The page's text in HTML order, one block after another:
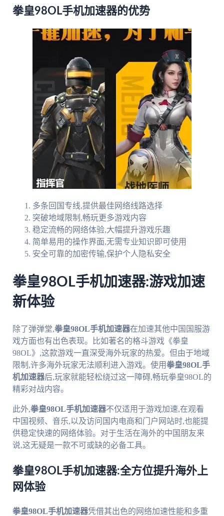
拳皇98OL手机加速器的优势
多条回国专线,提供最佳网络线路选择
突破地域限制,畅玩更多游戏内容
稳定流畅的网络体验,大幅提升游戏乐趣
简单易用的操作界面,无需专业知识即可使用
安全可靠的加密传输,保护个人隐私安全
拳皇98OL手机加速器:游戏加速
新体验
除了弹弹堂,拳皇98OL手机加速器在加速其他中国国服游
戏方面也有出色表现。比如著名的格斗游戏《拳皇
98OL》,这款游戏一直深受海外玩家的热爱。但由于地域
限制,许多海外玩家无法顺利进入游戏。使用拳皇98OL手
机加速器后,玩家就能轻松绕过这一障碍,畅玩拳皇98OL的
精彩对战内容。
此外,拳皇98OL手机加速器不仅适用于游戏加速,在观看
中国视频、音乐,以及访问国内电商和门户网站时,也能提
供稳定快速的网络体验。对于生活在海外的中国朋友来
说,这无疑是一款不可或缺的必备工具。
拳皇98OL手机加速器:全方位提升海外上
网体验
拳皇98OL手机加速器凭借其出色的网络加速性能和多重